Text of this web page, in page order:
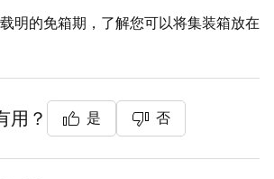
明的免箱期，了解您可以将集装箱放在
用？ 是 否